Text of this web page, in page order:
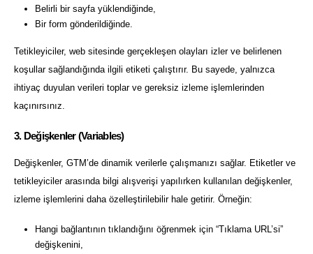
Belirli bir sayfa yüklendiğinde,
Bir form gönderildiğinde.
Tetikleyiciler, web sitesinde gerçekleşen olayları izler ve belirlenen
koşullar sağlandığında ilgili etiketi çalıştırır. Bu sayede, yalnızca
ihtiyaç duyulan verileri toplar ve gereksiz izleme işlemlerinden
kaçınırsınız.
3. Değişkenler (Variables)
Değişkenler, GTM’de dinamik verilerle çalışmanızı sağlar. Etiketler ve
tetikleyiciler arasında bilgi alışverişi yapılırken kullanılan değişkenler,
izleme işlemlerini daha özelleştirilebilir hale getirir. Örneğin:
Hangi bağlantının tıklandığını öğrenmek için “Tıklama URL’si”
değişkenini,